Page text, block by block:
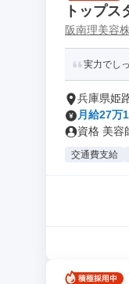
トップス
阪南理美容
実力でし
兵庫県姫
月給27万
資格 美容
交通費支給